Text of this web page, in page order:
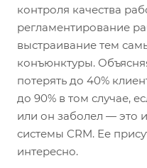
контроля качества
регламентирование
выстраивание тем
конъюнктуры.
потерять до 40%
до 90% в том случае,
или он заболел — это
системы CRM. Ее
интересно.